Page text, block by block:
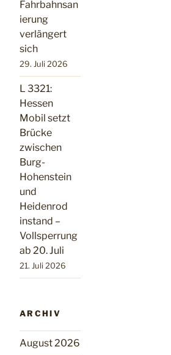
Fahrbahnsan
ierung
verlängert
sich
29. Juli 2026
L 3321:
Hessen
Mobil setzt
Brücke
zwischen
Burg-
Hohenstein
und
Heidenrod
instand –
Vollsperrung
ab 20. Juli
21. Juli 2026
ARCHIV
August 2026